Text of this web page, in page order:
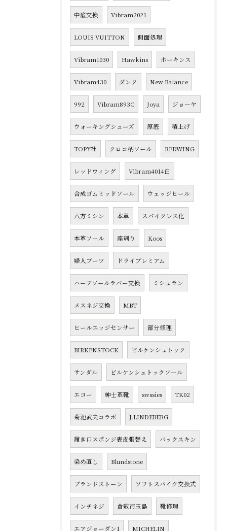
中底交換 Vibram2021
LOUIS VUITTON 側面処理
Vibram1030 Hawkins ホーキンス
Vibram430 ダンク New Balance
992 Vibram893C Joya ジョーヤ
ウォーキングシューズ 厚底 積上げ
TOPY社 クロコ柄ソール REDWING
レッドウィング Vibram4014白
合成ゴムミッドソール ウェッジヒール
八方ミシン 本革 スパイクレス化
本革ソール 座刳り Koos
婦人ブーツ ドライプレミアム
ハーフソールラバー交換 ミシュラン
メスネジ交換 MBT
ヒールエッジセンサー 部分修理
BIRKENSTOCK ビルケンシュトック
サンダル ビルケンシュトックソール
エコー 紳士革靴 swssies TK02
菊池武夫コラボ J.LINDEBERG
履き口スポンジ表皮張替え バックスキン
染め直し Blundstone
ブランドストーン ソフトスパイク交換式
インチネジ 倉敷市玉島 靴修理
エアジョーダン1 MICHELIN